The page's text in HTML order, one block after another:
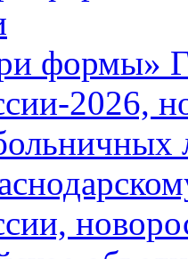
формы»
2026,